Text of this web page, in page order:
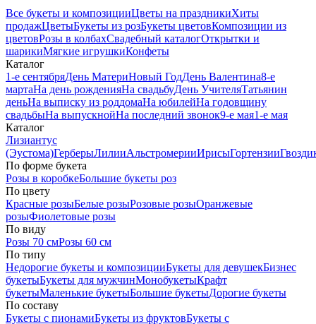
Все букеты и композицииЦветы на праздникиХиты
продажЦветыБукеты из розБукеты цветовКомпозиции из
цветовРозы в колбахСвадебный каталогОткрытки и
шарикиМягкие игрушкиКонфеты
Каталог
1-е сентябряДень МатериНовый ГодДень Валентина8-е
мартаНа день рожденияНа свадьбуДень УчителяТатьянин
деньНа выписку из роддомаНа юбилейНа годовщину
свадьбыНа выпускнойНа последний звонок9-е мая1-е мая
Каталог
Лизиантус
(Эустома)ГерберыЛилииАльстромерииИрисыГортензии
По форме букета
Розы в коробкеБольшие букеты роз
По цвету
Красные розыБелые розыРозовые розыОранжевые
розыФиолетовые розы
По виду
Розы 70 смРозы 60 см
По типу
Недорогие букеты и композицииБукеты для девушекБизнес
букетыБукеты для мужчинМонобукетыКрафт
букетыМаленькие букетыБольшие букетыДорогие букеты
По составу
Букеты с пионамиБукеты из фруктовБукеты с